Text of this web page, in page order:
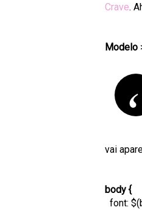
Crave.
Modelo
vai
body {
font: